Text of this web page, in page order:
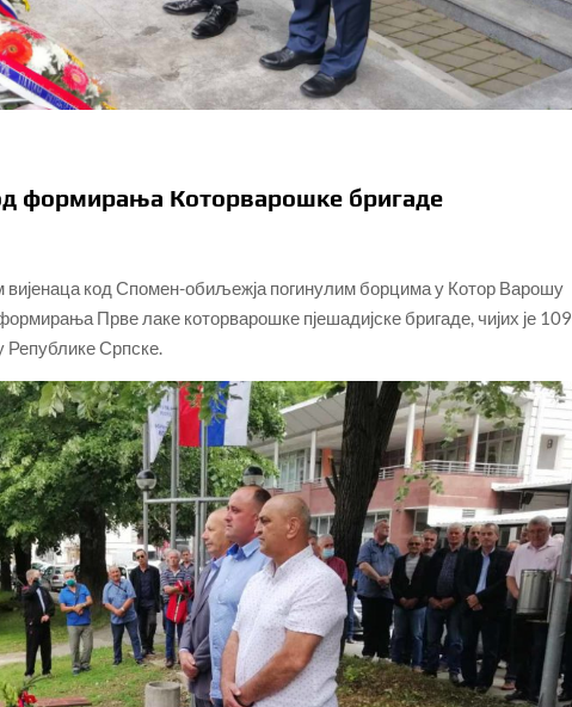
формирања Которварошке бригаде
код Спомен-обиљежја погинулим борцима у Котор Варошу
Прве лаке которварошке пјешадијске бригаде, чијих је 109
Републике Српске.